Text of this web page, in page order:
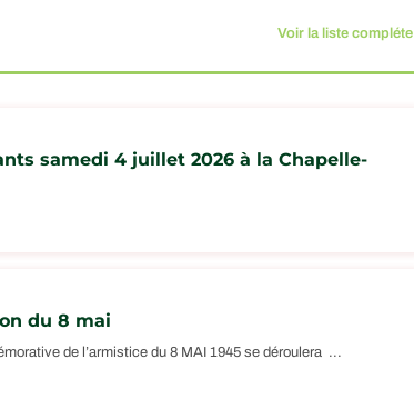
Voir la liste compléte
samedi 4 juillet 2026 à la Chapelle-
du 8 mai
de l’armistice du 8 MAI 1945 se déroulera ...